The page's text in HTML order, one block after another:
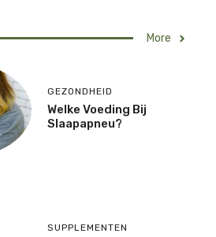
More
GEZONDHEID
Welke Voeding Bij
Slaapapneu?
SUPPLEMENTEN